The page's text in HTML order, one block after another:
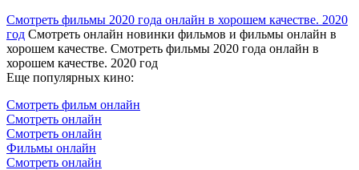
Смотреть фильмы 2020 года онлайн в хорошем качестве. 2020
год Смотреть онлайн новинки фильмов и фильмы онлайн в
хорошем качестве. Смотреть фильмы 2020 года онлайн в
хорошем качестве. 2020 год
Еще популярных кино:
Смотреть фильм онлайн
Смотреть онлайн
Смотреть онлайн
Фильмы онлайн
Смотреть онлайн